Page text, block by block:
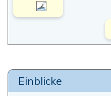
Einblicke